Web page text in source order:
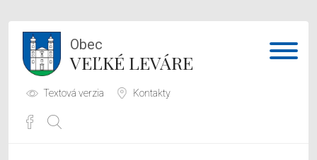
Obec
VEĽKÉ LEVÁRE
Textová verzia Kontakty